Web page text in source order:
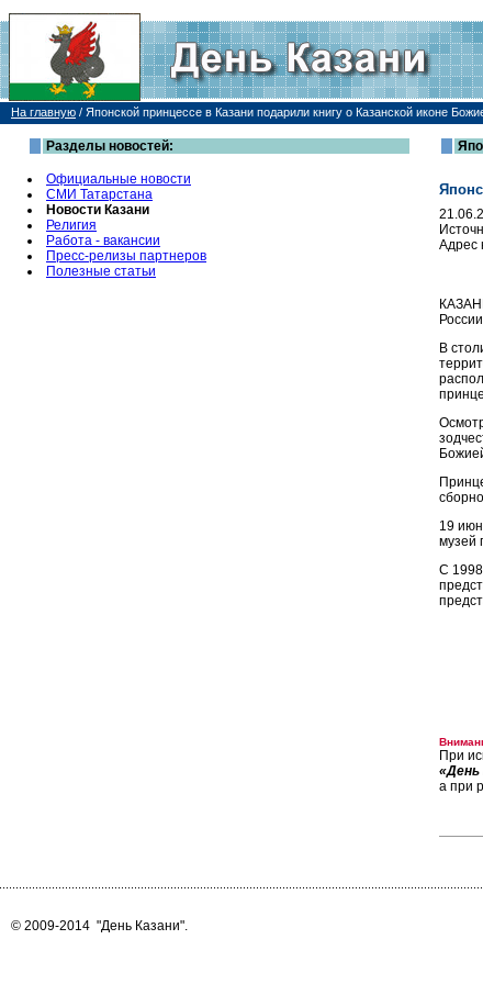
На главную / Японской принцессе в Казани подарили книгу о Казанской иконе
Разделы новостей:
Официальные новости
СМИ Татарстана
Новости Казани
Религия
Работа - вакансии
Пресс-релизы партнеров
Полезные статьи
Адрес
В
19
музей
С 1998
При
«День
а при
© 2009-2014 "День Казани".